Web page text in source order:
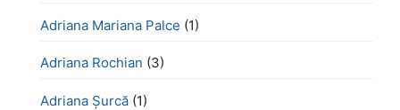
Adriana Mariana Palce (1)
Adriana Rochian (3)
Adriana Șurcă (1)